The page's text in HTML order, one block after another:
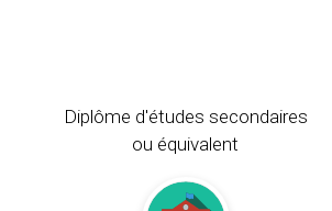
Diplôme d'études secondaires
ou équivalent